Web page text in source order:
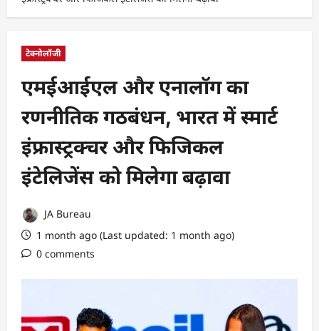
टेक्नोलॉजी
एमईआईएल और एनालॉग का
रणनीतिक गठबंधन, भारत में स्मार्ट
इंफ्रास्ट्रक्चर और फिजिकल
इंटेलिजेंस को मिलेगा बढ़ावा
JA Bureau
1 month ago (Last updated: 1 month ago)
0 comments